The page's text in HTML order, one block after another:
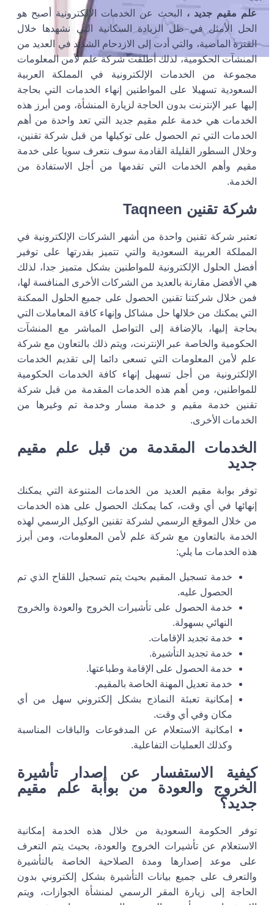
علم مقيم جديد ،
البحث عن الخدمات الإلكترونية أصبح هو
الحل الأمثل في ظل الزيادة السكانية التي نشهدها خلال
الفترة الماضية، والتي أدت إلى الازدحام الشديد في العديد من
المنشآت الحكومية، لذلك أطلقت شركة علم لأمن المعلومات
مجموعة من الخدمات الإلكترونية في المملكة العربية
السعودية تسهيلا على المواطنين إنهاء الخدمات التي بحاجة
إليها عبر الإنترنت بدون الحاجة لزيارة المنشأة، ومن أبرز هذه
الخدمات هي خدمة علم مقيم جديد التي تعد واحدة من أهم
الخدمات التي تم الحصول على توكيلها من قبل شركة تقنين،
وخلال السطور القليلة القادمة سوف نتعرف سويا على خدمة
مقيم وأهم الخدمات التي تقدمها من أجل الاستفادة من
الخدمة.
شركة تقنين Taqneen
تعتبر شركة تقنين واحدة من أشهر الشركات الإلكترونية في
المملكة العربية السعودية والتي تتميز بقدرتها على توفير
أفضل الحلول الإلكترونية للمواطنين بشكل متميز جدا، لذلك
هي الأفضل مقارنة بالعديد من الشركات الأخرى المنافسة لها،
فمن خلال شركتنا تقنين الحصول على جميع الحلول الممكنة
التي يمكنك من خلالها حل مشاكل وإنهاء كافة المعاملات التي
بحاجة إليها، بالإضافة إلى التواصل المباشر مع المنشآت
الحكومية والخاصة عبر الإنترنت، ويتم ذلك بالتعاون مع شركة
علم لأمن المعلومات التي تسعى دائما إلى تقديم الخدمات
الإلكترونية من أجل تسهيل إنهاء كافة الخدمات الحكومية
للمواطنين، ومن أهم هذه الخدمات المقدمة من قبل شركة
تقنين خدمة مقيم و خدمة مسار وخدمة تم وغيرها من
الخدمات الأخرى.
الخدمات المقدمة من قبل علم مقيم
جديد
توفر بوابة مقيم العديد من الخدمات المتنوعة التي يمكنك
إنهائها في أي وقت، كما يمكنك الحصول على هذه الخدمات
من خلال الموقع الرسمي لشركة تقنين الوكيل الرسمي لهذه
الخدمة بالتعاون مع شركة علم لأمن المعلومات، ومن أبرز
هذه الخدمات ما يلي:
خدمة تسجيل المقيم بحيث يتم تسجيل اللقاح الذي تم
الحصول عليه.
خدمة الحصول على تأشيرات الخروج والعودة والخروج
النهائي بسهولة.
خدمة تجديد الإقامات.
خدمة تجديد التأشيرة.
خدمة الحصول على الإقامة وطباعتها.
خدمة تعديل المهنة الخاصة بالمقيم.
إمكانية تعبئة النماذج بشكل إلكتروني سهل من أي
مكان وفي أي وقت.
امكانية الاستعلام عن المدفوعات والباقات المناسبة
وكذلك العمليات التفاعلية.
كيفية الاستفسار عن إصدار تأشيرة
الخروج والعودة من بوابة علم مقيم
جديد؟
توفر الحكومة السعودية من خلال هذه الخدمة إمكانية
الاستعلام عن تأشيرات الخروج والعودة، بحيث يتم التعرف
على موعد إصدارها ومدة الصلاحية الخاصة بالتأشيرة
والتعرف على جميع بيانات التأشيرة بشكل إلكتروني بدون
الحاجة إلى زيارة المقر الرسمي لمنشأة الجوازات، ويتم